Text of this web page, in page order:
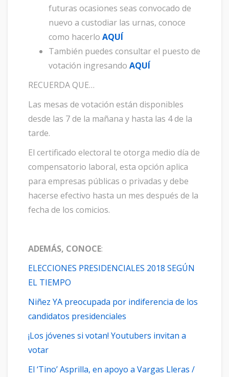
futuras ocasiones seas convocado de
nuevo a custodiar las urnas, conoce
como hacerlo AQUÍ
También puedes consultar el puesto de
votación ingresando AQUÍ
RECUERDA QUE…
Las mesas de votación están disponibles
desde las 7 de la mañana y hasta las 4 de la
tarde.
El certificado electoral te otorga medio día de
compensatorio laboral, esta opción aplica
para empresas públicas o privadas y debe
hacerse efectivo hasta un mes después de la
fecha de los comicios.
ADEMÁS, CONOCE:
ELECCIONES PRESIDENCIALES 2018 SEGÚN
EL TIEMPO
Niñez YA preocupada por indiferencia de los
candidatos presidenciales
¡Los jóvenes si votan! Youtubers invitan a
votar
El ‘Tino’ Asprilla, en apoyo a Vargas Lleras /